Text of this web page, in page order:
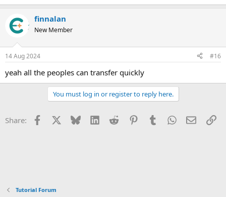
finnalan
New Member
14 Aug 2024 #16
yeah all the peoples can transfer quickly
You must log in or register to reply here.
Share: Facebook Bluesky LinkedInReddit PinterestTumblrWhatsApp
Email
Tutorial Forum